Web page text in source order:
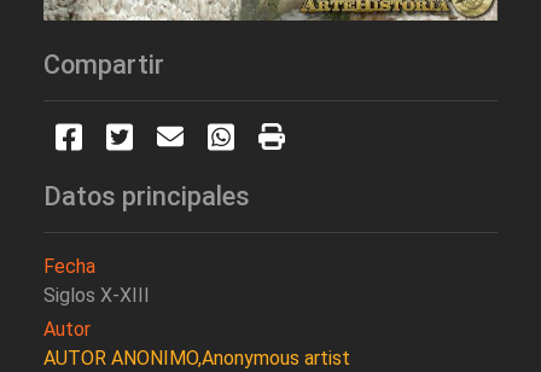
Compartir
Datos principales
Fecha
Siglos X-XIII
Autor
AUTOR ANONIMO,Anonymous artist